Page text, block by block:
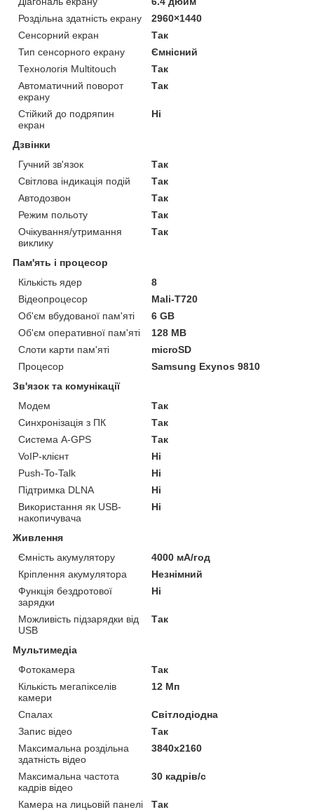
Роздільна здатність екрану
2960×1440
Сенсорний екран
Так
Тип сенсорного екрану
Ємнісний
Технологія Multitouch
Так
Автоматичний поворот
екрану
Так
Стійкий до подряпин
екран
Ні
Дзвінки
Гучний зв'язок
Так
Світлова індикація подій
Так
Автодозвон
Так
Режим польоту
Так
Очікування/утримання
виклику
Так
Пам'ять і процесор
Кількість ядер
8
Відеопроцесор
Mali-T720
Об'єм вбудованої пам'яті
6 GB
Об'єм оперативної пам'яті
128 MB
Слоти карти пам'яті
microSD
Процесор
Samsung Exynos 9810
Зв'язок та комунікації
Модем
Так
Синхронізація з ПК
Так
Система A-GPS
Так
VoIP-клієнт
Ні
Push-To-Talk
Ні
Підтримка DLNA
Ні
Використання як USB-
накопичувача
Ні
Живлення
Ємність акумулятору
4000 мА/год
Кріплення акумулятора
Незнімний
Функція бездротової
зарядки
Ні
Можливість підзарядки від
USB
Так
Мультимедіа
Фотокамера
Так
Кількість мегапікселів
камери
12 Мп
Спалах
Світлодіодна
Запис відео
Так
Максимальна роздільна
здатність відео
3840x2160
Максимальна частота
кадрів відео
30 кадрів/с
Камера на лицьовій панелі
Так